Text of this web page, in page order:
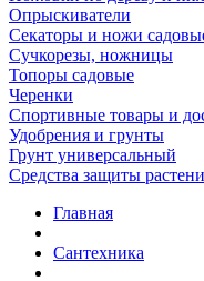
Опрыскиватели
Секаторы и ножи
Сучкорезы, ножницы
Топоры садовые
Черенки
Спортивные товары и
Удобрения и грунты
Грунт универсальный
Средства защиты
Главная
Сантехника